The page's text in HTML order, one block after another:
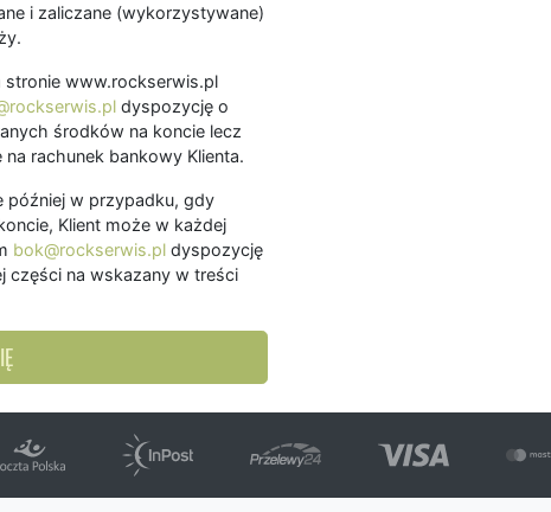
i zaliczane (wykorzystywane)
stronie www.rockserwis.pl
dyspozycję o
środków na koncie lecz
rachunek bankowy Klienta.
później w przypadku, gdy
Klient może w każdej
bok@rockserwis.pl dyspozycję
części na wskazany w treści